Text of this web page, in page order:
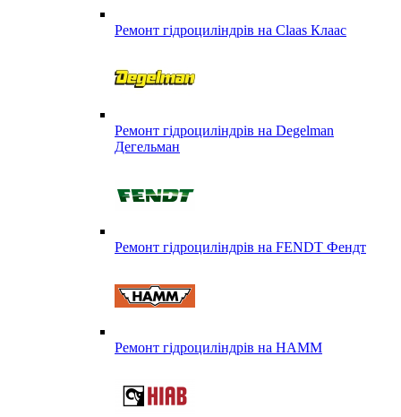
Ремонт гідроциліндрів на Claas Клаас
Ремонт гідроциліндрів на Degelman
Дегельман
Ремонт гідроциліндрів на FENDT Фендт
Ремонт гідроциліндрів на HAMM